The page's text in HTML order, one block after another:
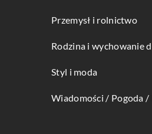
Przemysł i rolnictwo
Rodzina i wychowanie
Styl i moda
Wiadomości / Pogoda /